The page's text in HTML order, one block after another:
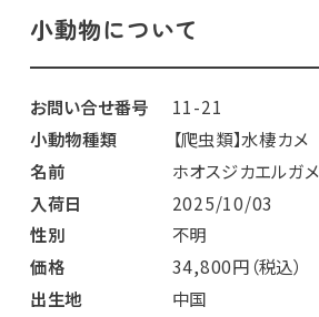
小動物について
お問い合せ番号
11-21
小動物種類
【爬虫類】水棲カメ
名前
ホオスジカエルガメ
入荷日
2025/10/03
性別
不明
価格
34,800円（税込）
出生地
中国